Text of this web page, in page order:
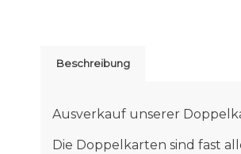
Beschreibung
Ausverkauf unserer
Die Doppelkarten sind fast